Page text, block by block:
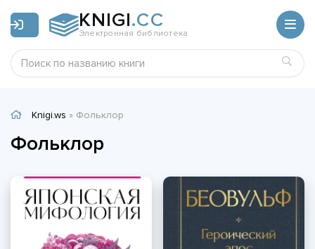
KNIGI.CC
Электронная библиотека
Knigi.ws » Фольклор
Фольклор